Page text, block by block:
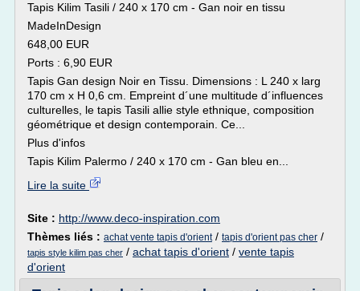
Tapis Kilim Tasili / 240 x 170 cm - Gan noir en tissu
MadeInDesign
648,00 EUR
Ports : 6,90 EUR
Tapis Gan design Noir en Tissu. Dimensions : L 240 x larg
170 cm x H 0,6 cm. Empreint d´une multitude d´influences
culturelles, le tapis Tasili allie style ethnique, composition
géométrique et design contemporain. Ce...
Plus d'infos
Tapis Kilim Palermo / 240 x 170 cm - Gan bleu en...
Lire la suite
Site : http://www.deco-inspiration.com
Thèmes liés : achat vente tapis d'orient/ tapis d'orient pas cher /
tapis style kilim pas cher / achat tapis d'orient / vente tapis
d'orient